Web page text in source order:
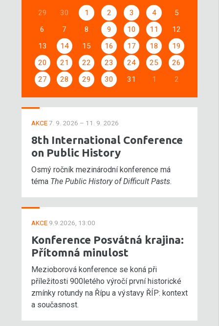
29 30 1 2 3 4
5
6
7 8 9 10 11
12
13
14 15 16 17 18
19
20
21 22 23 24 25
26
27
28 29 30 31 1 2
AKCE7. 9. 2026 – 11. 9. 2026
8th International Conference
on Public History
Osmý ročník mezinárodní konference má
téma The Public History of Difficult Pasts.
AKCE 9.9.2026, 13:00
Konference Posvátná krajina:
Přítomná minulost
Mezioborová konference se koná při
příležitosti 900letého výročí první historické
zmínky rotundy na Řípu a výstavy ŘÍP: kontext
a současnost.